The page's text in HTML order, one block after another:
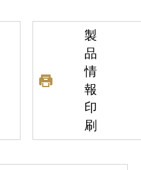
製
品
情
報
印
刷